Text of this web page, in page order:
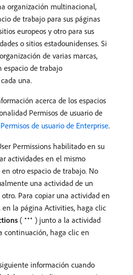
organización multinacional,
de trabajo para sus páginas
europeos y otro para sus
o sitios estadounidenses. Si
de varias marcas,
espacio de trabajo
una.
acerca de los espacios
Permisos de usuario de
Permisos de usuario de Enterprise.
Permissions habilitado en su
actividades en el mismo
otro espacio de trabajo. No
una actividad de un
Para copiar una actividad en
la página Activities, haga clic
(
) junto a la actividad
continuación, haga clic en
información cuando